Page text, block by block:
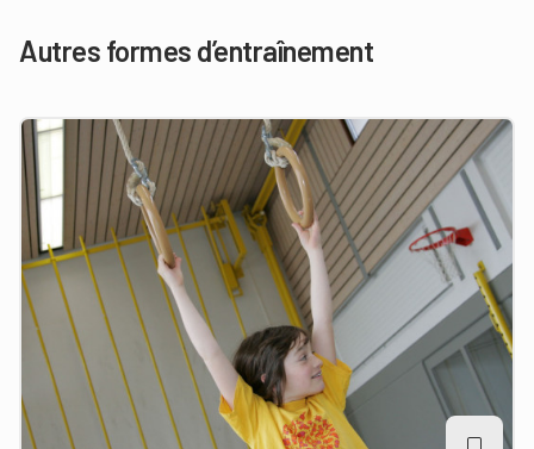
Autres formes d’entraînement